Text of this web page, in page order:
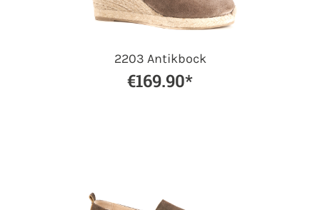
2203 Antikbock
€169.90*